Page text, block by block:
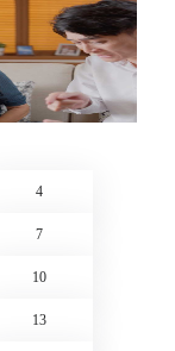
4
7
10
13